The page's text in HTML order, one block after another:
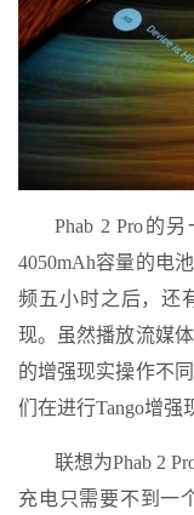
Phab 2 Pro的
4050mAh容量的电
频五小时之后，还
现。虽然播放流媒
的增强现实操作不
们在进行Tango增强
联想为Phab 2
充电只需要不到一